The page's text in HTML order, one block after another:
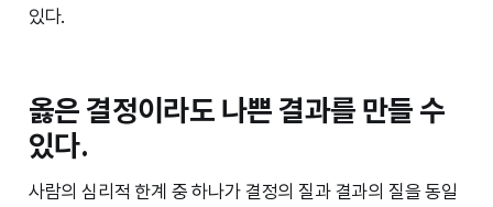
있다.
옳은 결정이라도 나쁜 결과를 만들 수
있다.
사람의 심리적 한계 중 하나가 결정의 질과 결과의 질을 동일